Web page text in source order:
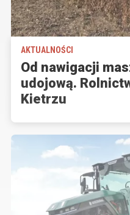
AKTUALNOŚCI
Od nawigacji
udojową.
Kietrzu